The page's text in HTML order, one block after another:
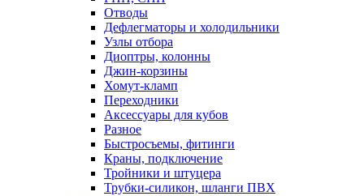
Отводы
Дефлегматоры и холодильники
Узлы отбора
Диоптры, колонны
Джин-корзины
Хомут-кламп
Переходники
Аксессуары для кубов
Разное
Быстросъемы, фитинги
Краны, подключение
Тройники и штуцера
Трубки-силикон, шланги ПВХ